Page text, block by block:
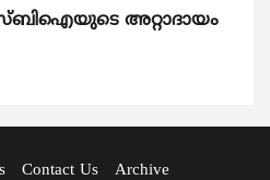
അറ്റാദായം
Contact Us Archive